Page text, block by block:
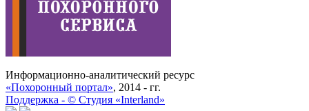
Информационно-аналитический ресурс
«Похоронный портал», 2014 - гг.
Поддержка - © Cтудия «Interland»